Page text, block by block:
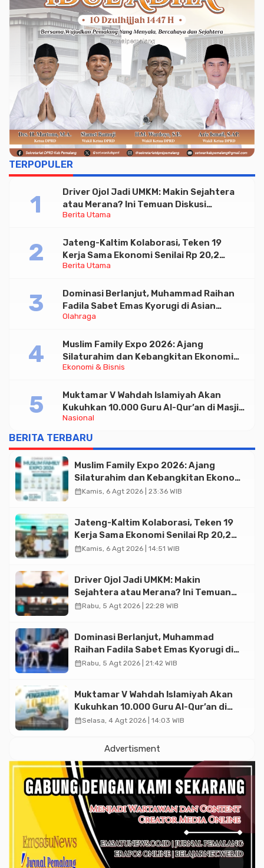
TERPOPULER
Berita Utama
Driver Ojol Jadi UMKM: Makin Sejahtera
atau Merana? Ini Temuan Diskusi
Paramadina
Berita Utama
Jateng-Kaltim Kolaborasi, Teken 19
Kerja Sama Ekonomi Senilai Rp 20,2
Triliun
Olahraga
Dominasi Berlanjut, Muhammad Raihan
Fadila Sabet Emas Kyorugi di Asian
Taekwondo Indonesia Open 2026
Ekonomi & Bisnis
Muslim Family Expo 2026: Ajang
Silaturahim dan Kebangkitan Ekonomi
Halal di Jakarta
Nasional
Muktamar V Wahdah Islamiyah Akan
Kukuhkan 10.000 Guru Al-Qur’an di Masjid
Istiqlal
BERITA TERBARU
Muslim Family Expo 2026: Ajang
Silaturahim dan Kebangkitan Ekonomi
Halal di Jakarta
calendar_monthKamis, 6 Agt 2026 | 23:36 WIB
Jateng-Kaltim Kolaborasi, Teken 19
Kerja Sama Ekonomi Senilai Rp 20,2
Triliun
calendar_monthKamis, 6 Agt 2026 | 14:51 WIB
Driver Ojol Jadi UMKM: Makin
Sejahtera atau Merana? Ini Temuan
Diskusi Paramadina
calendar_monthRabu, 5 Agt 2026 | 22:28 WIB
Dominasi Berlanjut, Muhammad
Raihan Fadila Sabet Emas Kyorugi di
Asian Taekwondo Indonesia Open
calendar_monthRabu, 5 Agt 2026 | 21:42 WIB
Muktamar V Wahdah Islamiyah Akan
Kukuhkan 10.000 Guru Al-Qur’an di
Masjid Istiqlal
calendar_monthSelasa, 4 Agt 2026 | 14:03 WIB
Advertisment